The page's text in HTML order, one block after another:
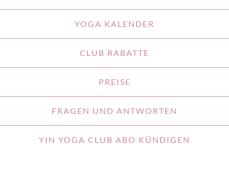
YOGA KALENDER
CLUB RABATTE
PREISE
FRAGEN UND ANTWORTEN
YIN YOGA CLUB ABO KÜNDIGEN